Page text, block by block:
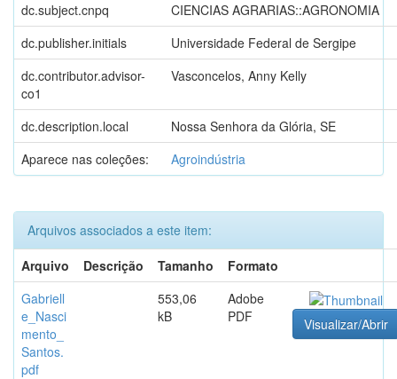
dc.subject.cnpq
CIENCIAS AGRARIAS::AGRONOMIA
dc.publisher.initials
Universidade Federal de Sergipe
dc.contributor.advisor-
co1
Vasconcelos, Anny Kelly
dc.description.local
Nossa Senhora da Glória, SE
Aparece nas coleções:
Agroindústria
Arquivos associados a este item:
Arquivo
Descrição Tamanho
Formato
Gabriell
e_Nasci
mento_
Santos.
pdf
553,06
kB
Adobe
PDF
Visualizar/Abrir